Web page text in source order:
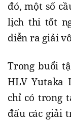
đó, một số
lịch thi tốt
diễn ra giải
Trong buổi
HLV Yutaka
chỉ có trong
đấu các giải